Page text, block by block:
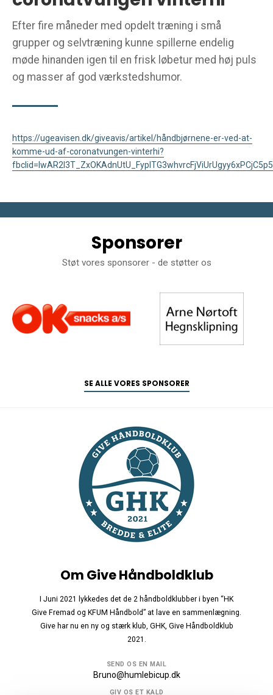
Efter fire måneder med opdelt træning i små
grupper og selvtræning kunne spillerne endelig
møde hinanden igen til en frisk løbetur med høj puls
og masser af god værkstedshumor.
https://ugeavisen.dk/giveavis/artikel/håndbjørnene-er-ved-at-
komme-ud-af-coronatvungen-vinterhi?
Sponsorer
Støt vores sponsorer - de støtter os
SE ALLE VORES SPONSORER
Om Give Håndboldklub
I Juni 2021 lykkedes det de 2 håndboldklubber i byen “HK
Give Fremad og KFUM Håndbold” at lave en sammenlægning.
Give har nu en ny og stærk klub, GHK, Give Håndboldklub
2021.
SEND OS EN MAIL
Bruno@humlebicup.dk
GIV OS ET KALD